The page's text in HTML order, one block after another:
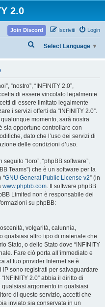
2.0
Login
Iscriviti
Join Discord
Select Language ▼
c
“nostro”, “INFINITY 2.0”,
di essere vincolato legalmente
di essere limitato legalmente
i servizi offerti da “INFINITY 2.0”.
momento, sarà nostra
sia opportuno controllare con
dato che l’uso dei servizi di
delle condizioni d’uso.
“loro”, “phpBB software”,
Teams”) che è un software per la
“GNU General Public License v2” (in
www.phpbb.com. Il software phpBB
Limited non è responsabile dei
su phpBB:
volgarità, calunnia,
qualsiasi altro tipo di materiale che
Stato, o dello Stato dove “INFINITY
Fare ciò porta all’immediato e
al tuo provider Internet se è
sono registrati per salvaguardare
2.0” abbia il diritto di
argomento in qualsiasi
di questo servizio, accetti che
inviato sia conservata in un